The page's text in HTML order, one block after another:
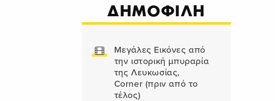
ΔΗΜΟΦΙΛΗ
Μεγάλες Εικόνες από
την ιστορική μπυραρία
της Λευκωσίας,
Corner (πριν από το
τέλος)